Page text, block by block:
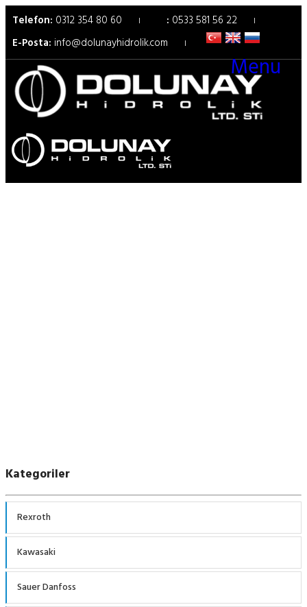
Telefon: 0312 354 80 60 : 0533 581 56 22
E-Posta: info@dolunayhidrolik.com
Menu
Kategoriler
Rexroth
Kawasaki
Sauer Danfoss